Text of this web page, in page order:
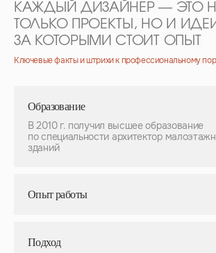
КАЖДЫЙ ДИЗАЙНЕР — ЭТО
ТОЛЬКО ПРОЕКТЫ, НО И
ЗА КОТОРЫМИ СТОИТ ОПЫТ
Ключевые факты и штрихи к профессиональному
Образование
В 2010 г. получил высшее образование
по специальности архитектор
зданий
Опыт работы
Подход